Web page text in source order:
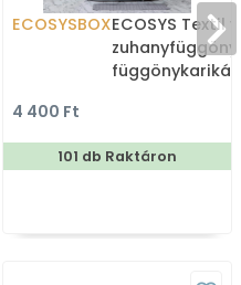
ECOSYSBOXECOSYS Textil
zuhanyfüggöny
4 400 Ft
101 db Raktáron